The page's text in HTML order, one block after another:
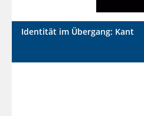
Identität im Übergang: Kant